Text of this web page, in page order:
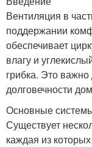
Вентиляция в
поддержании
обеспечивает
влагу и
грибка. Это
долговечности
Основные
Существует
каждая из